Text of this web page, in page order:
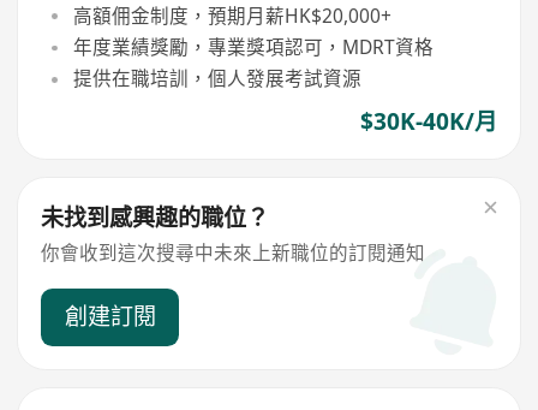
高額佣金制度，預期月薪HK$20,000+
年度業績獎勵，專業獎項認可，MDRT資格
提供在職培訓，個人發展考試資源
$30K-40K/月
未找到感興趣的職位？
你會收到這次搜尋中未來上新職位的訂閱通知
創建訂閱